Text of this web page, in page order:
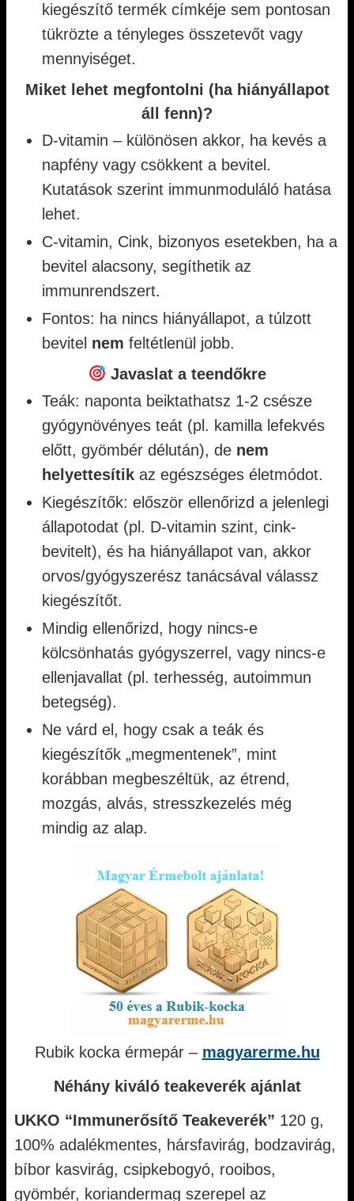
kiegészítő termék címkéje sem pontosan
tükrözte a tényleges összetevőt vagy
mennyiséget.
Miket lehet megfontolni (ha hiányállapot
áll fenn)?
D‑vitamin – különösen akkor, ha kevés a
napfény vagy csökkent a bevitel.
Kutatások szerint immunmoduláló hatása
lehet.
C‑vitamin, Cink, bizonyos esetekben, ha a
bevitel alacsony, segíthetik az
immunrendszert.
Fontos: ha nincs hiányállapot, a túlzott
bevitel nem feltétlenül jobb.
Javaslat a teendőkre
Teák: naponta beiktathatsz 1-2 csésze
gyógynövényes teát (pl. kamilla lefekvés
előtt, gyömbér délután), de nem
helyettesítik az egészséges életmódot.
Kiegészítők: először ellenőrizd a jelenlegi
állapotodat (pl. D-vitamin szint, cink-
bevitelt), és ha hiányállapot van, akkor
orvos/gyógyszerész tanácsával válassz
kiegészítőt.
Mindig ellenőrizd, hogy nincs-e
kölcsönhatás gyógyszerrel, vagy nincs-e
ellenjavallat (pl. terhesség, autoimmun
betegség).
Ne várd el, hogy csak a teák és
kiegészítők „megmentenek”, mint
korábban megbeszéltük, az étrend,
mozgás, alvás, stresszkezelés még
mindig az alap.
Rubik kocka érmepár – magyarerme.hu
Néhány kiváló teakeverék ajánlat
UKKO “Immunerősítő Teakeverék” 120 g,
100% adalékmentes, hársfavirág, bodzavirág,
bíbor kasvirág, csipkebogyó, rooibos,
gyömbér, koriandermag szerepel az